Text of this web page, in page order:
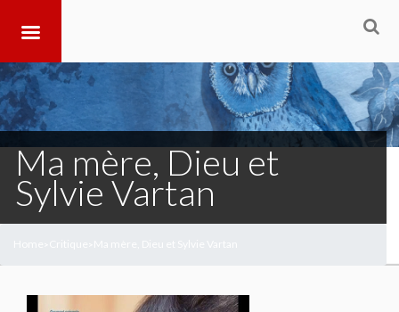
Ma mère, Dieu et
Sylvie Vartan